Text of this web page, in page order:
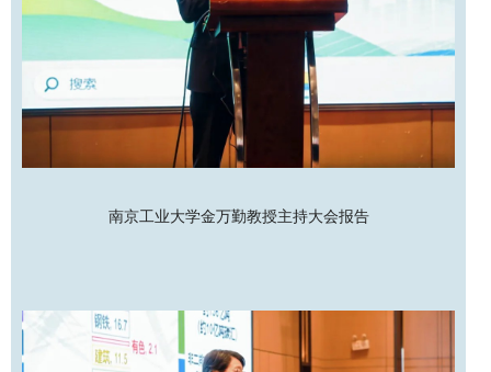
南京工业大学金万勤教授主持大会报告